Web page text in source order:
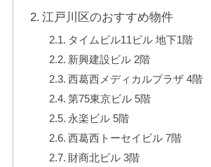
江戸川区のおすすめ物件
タイムビル11ビル 地下1階
新興建設ビル 2階
西葛西メディカルプラザ 4階
第75東京ビル 5階
永楽ビル 5階
西葛西トーセイビル 7階
財商北ビル 3階